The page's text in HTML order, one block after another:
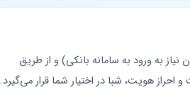
به ورود به سامانه بانکی) و از طریق
کافی است و طی مراحل پرداخت و احراز هویت، شبا در اختیار شما قرار می‌گیرد.